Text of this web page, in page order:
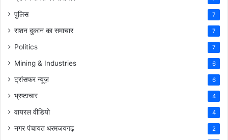
पुलिस 7
राशन दुकान का समाचार 7
Politics 7
Mining & Industries 6
ट्रांसफर न्यूज़ 6
भ्रष्टाचार 4
वायरल वीडियो 4
नगर पंचायत धरमजयगढ़ 2